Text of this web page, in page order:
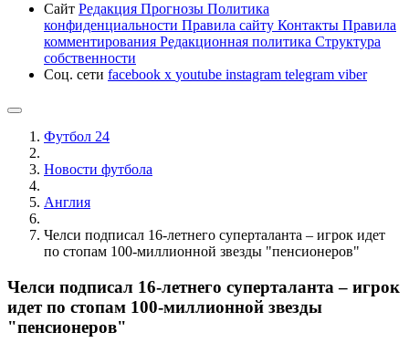
Сайт Редакция Прогнозы Политика
конфиденциальности Правила сайту Контакты Правила
комментирования Редакционная политика Структура
собственности
Соц. сети facebook x youtube instagram telegram viber
Футбол 24
Новости футбола
Англия
Челси подписал 16-летнего суперталанта – игрок идет
по стопам 100-миллионной звезды "пенсионеров"
Челси подписал 16-летнего суперталанта – игрок
идет по стопам 100-миллионной звезды
"пенсионеров"